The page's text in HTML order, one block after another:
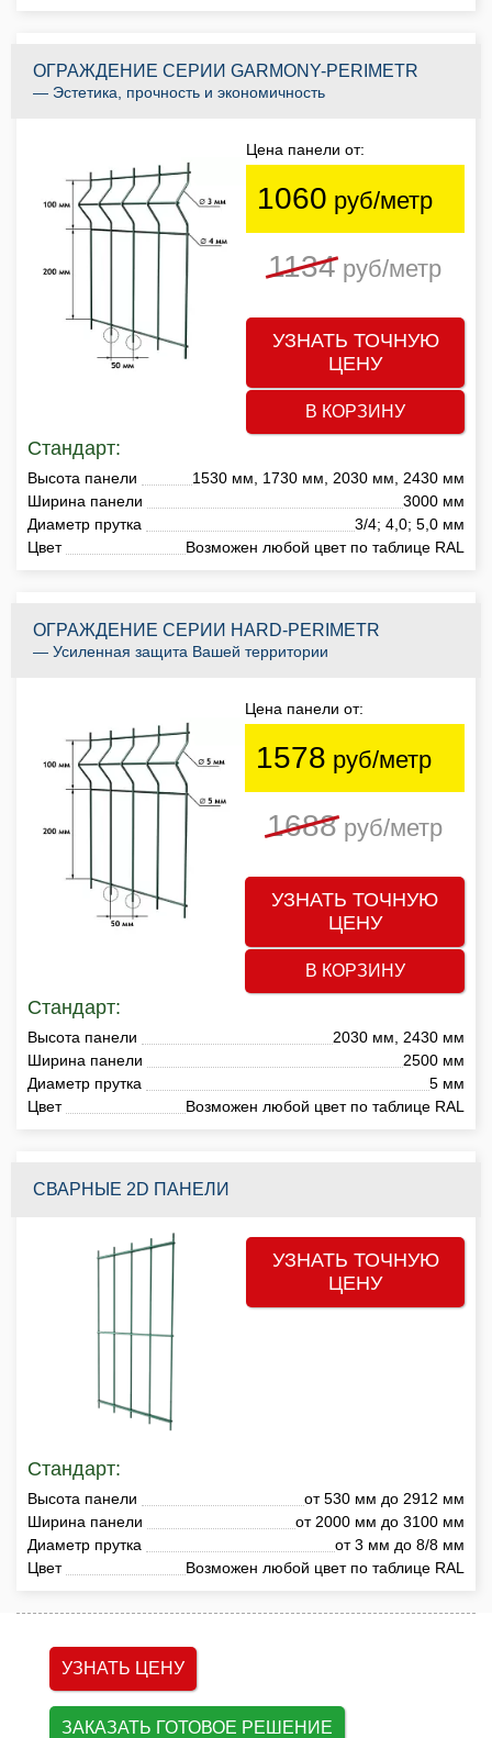
ОГРАЖДЕНИЕ СЕРИИ GARMONY-PERIMETR
— Эстетика, прочность и экономичность
Цена панели от:
1060 руб/метр
1134руб/метр
УЗНАТЬ ТОЧНУЮ
ЦЕНУ
В КОРЗИНУ
Стандарт:
Высота панели
1530 мм, 1730 мм, 2030 мм, 2430 мм
Ширина панели
3000 мм
Диаметр прутка
3/4; 4,0; 5,0 мм
Цвет
Возможен любой цвет по таблице RAL
ОГРАЖДЕНИЕ СЕРИИ HARD-PERIMETR
— Усиленная защита Вашей территории
Цена панели от:
1578 руб/метр
1688руб/метр
УЗНАТЬ ТОЧНУЮ
ЦЕНУ
В КОРЗИНУ
Стандарт:
Высота панели
2030 мм, 2430 мм
Ширина панели
2500 мм
Диаметр прутка
5 мм
Цвет
Возможен любой цвет по таблице RAL
СВАРНЫЕ 2D ПАНЕЛИ
УЗНАТЬ ТОЧНУЮ
ЦЕНУ
Стандарт:
Высота панели
от 530 мм до 2912 мм
Ширина панели
от 2000 мм до 3100 мм
Диаметр прутка
от 3 мм до 8/8 мм
Цвет
Возможен любой цвет по таблице RAL
УЗНАТЬ ЦЕНУ
ЗАКАЗАТЬ ГОТОВОЕ РЕШЕНИЕ